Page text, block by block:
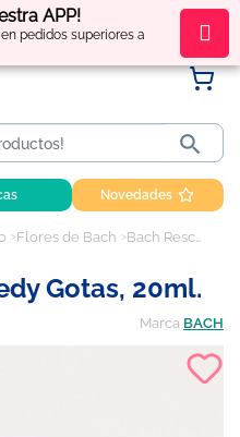
APP!
pedidos superiores a
por tus compras

Novedades
Flores de Bach Bach Rescue Remedy Gotas, 20ml.
Gotas, 20ml.
Marca BACH